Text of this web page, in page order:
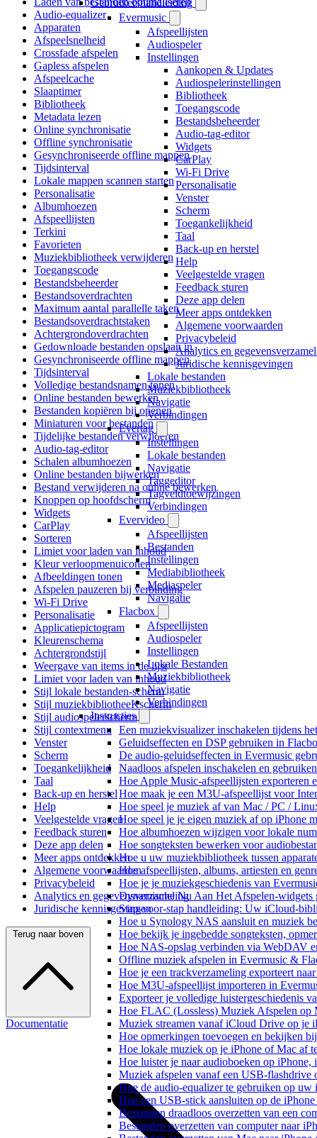
Gebruikershandleiding
Evermusic
Afspeellijsten
Audiospeler
Instellingen
Aankopen & Updates
Audiospelerinstellingen
Bibliotheek
Toegangscode
Bestandsbeheerder
Audio-tag-editor
Widgets
CarPlay
Wi-Fi Drive
Personalisatie
Venster
Scherm
Toegankelijkheid
Taal
Back-up en herstel
Help
Veelgestelde vragen
Feedback sturen
Deze app delen
Meer apps ontdekken
Algemene voorwaarden
Privacybeleid
Analytics en
Juridische kennisgevingen
Lokale bestanden
Muziekbibliotheek
Navigatie
Verbindingen
Evertag
Instellingen
Lokale bestanden
Navigatie
Taggeditor
Tagveldtoewijzingen
Verbindingen
Evervideo
Afspeellijsten
Bestanden
Instellingen
Mediabibliotheek
Mediaspeler
Navigatie
Flacbox
Afspeellijsten
Audiospeler
Instellingen
Lokale Bestanden
Muziekbibliotheek
Navigatie
Verbindingen
Instructies
Een muziekvisualizer inschakelen tijdens
Geluidseffecten en DSP gebruiken in
De audio-geluidseffecten in Evermusic
Naadloos afspelen inschakelen en
Hoe Apple Music-afspeellijsten exporteren
Hoe maak je een M3U-afspeellijst voor
Hoe speel je muziek af van Mac / PC /
Hoe speel je je eigen muziek af op iPhone
Hoe albumhoezen wijzigen voor lokale
Hoe songteksten bewerken voor
Hoe u uw muziekbibliotheek tussen
Hoe afspeellijsten, albums, artiesten en
Hoe je je muziekgeschiedenis van
Dynamische Nu Aan Het Afspelen-
Stap-voor-stap handleiding: Uw iCloud-
Hoe u Synology NAS aansluit en muziek
Hoe bekijk je ingebedde songteksten,
Hoe NAS-opslag verbinden via WebDAV
Offline muziek afspelen in Evermusic &
Hoe je een trackverzameling exporteert
Hoe M3U-afspeellijst importeren in
Exporteer je volledige luistergeschiedenis
Hoe FLAC (Lossless) Muziek Afspelen op
Muziek streamen vanaf iCloud Drive op je
Hoe opmerkingen toevoegen en bekijken
Hoe lokale muziek op je iPhone of Mac af
Hoe luister je naar audioboeken op iPhone,
Muziek afspelen vanaf een USB-
Hoe de audio-equalizer te gebruiken op
Hoe een USB-stick aansluiten op de
Bestanden draadloos overzetten van een
Bestanden overzetten van computer naar
Audio-equalizer
Apparaten
Afspeelsnelheid
Crossfade afspelen
Gapless afspelen
Afspeelcache
Slaaptimer
Bibliotheek
Metadata lezen
Online synchronisatie
Offline synchronisatie
Gesynchroniseerde offline mappen
Tijdsinterval
Lokale mappen scannen starten
Personalisatie
Albumhoezen
Afspeellijsten
Terkini
Favorieten
Muziekbibliotheek verwijderen
Toegangscode
Bestandsbeheerder
Bestandsoverdrachten
Maximum aantal parallelle taken
Bestandsoverdrachtstaken
Achtergrondoverdrachten
Gedownloade bestanden opslaan in
Gesynchroniseerde offline mappen
Tijdsinterval
Volledige bestandsnamen tonen
Online bestanden bewerken
Bestanden kopiëren bij openen
Miniaturen voor bestanden
Tijdelijke bestanden verwijderen
Audio-tag-editor
Schalen albumhoezen
Online bestanden bijwerken
Bestand verwijderen na online bewerken
Knoppen op hoofdscherm
Widgets
CarPlay
Sorteren
Limiet voor laden van inhoud
Kleur verloopmenuiconen
Afbeeldingen tonen
Afspelen pauzeren bij verbinding
Wi-Fi Drive
Personalisatie
Applicatiepictogram
Kleurenschema
Achtergrondstijl
Weergave van items in de lijst
Limiet voor laden van inhoud
Stijl lokale bestanden-scherm
Stijl muziekbibliotheeKscherm
Stijl audiospelerscherm
Stijl contextmenu
Venster
Scherm
Toegankelijkheid
Taal
Back-up en herstel
Help
Veelgestelde vragen
Feedback sturen
Deze app delen
Meer apps ontdekken
Algemene voorwaarden
Privacybeleid
Analytics en gegevensverzameling
Juridische kennisgevingen
Terug naar boven
Documentatie